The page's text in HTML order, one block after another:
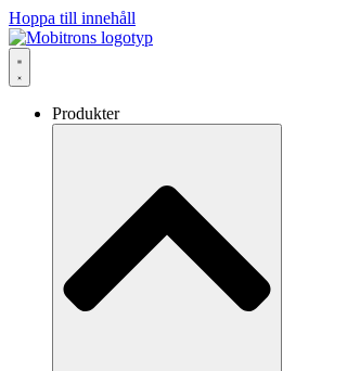
Hoppa till innehåll
Produkter